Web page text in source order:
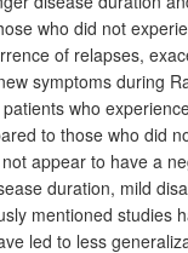
who did not
of relapses,
symptoms during
who
to those who did
appear to have a
duration, mild
mentioned studies
led to less